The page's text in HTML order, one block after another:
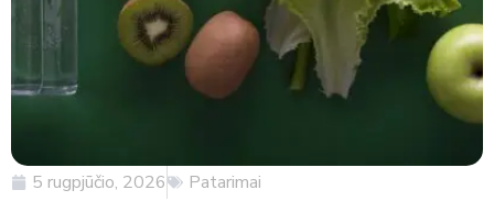
5 rugpjūčio, 2026 Patarimai